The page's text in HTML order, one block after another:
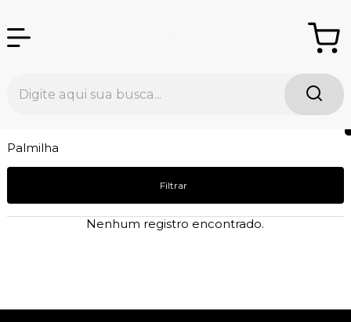
Palmilha
Filtrar
Nenhum registro encontrado.